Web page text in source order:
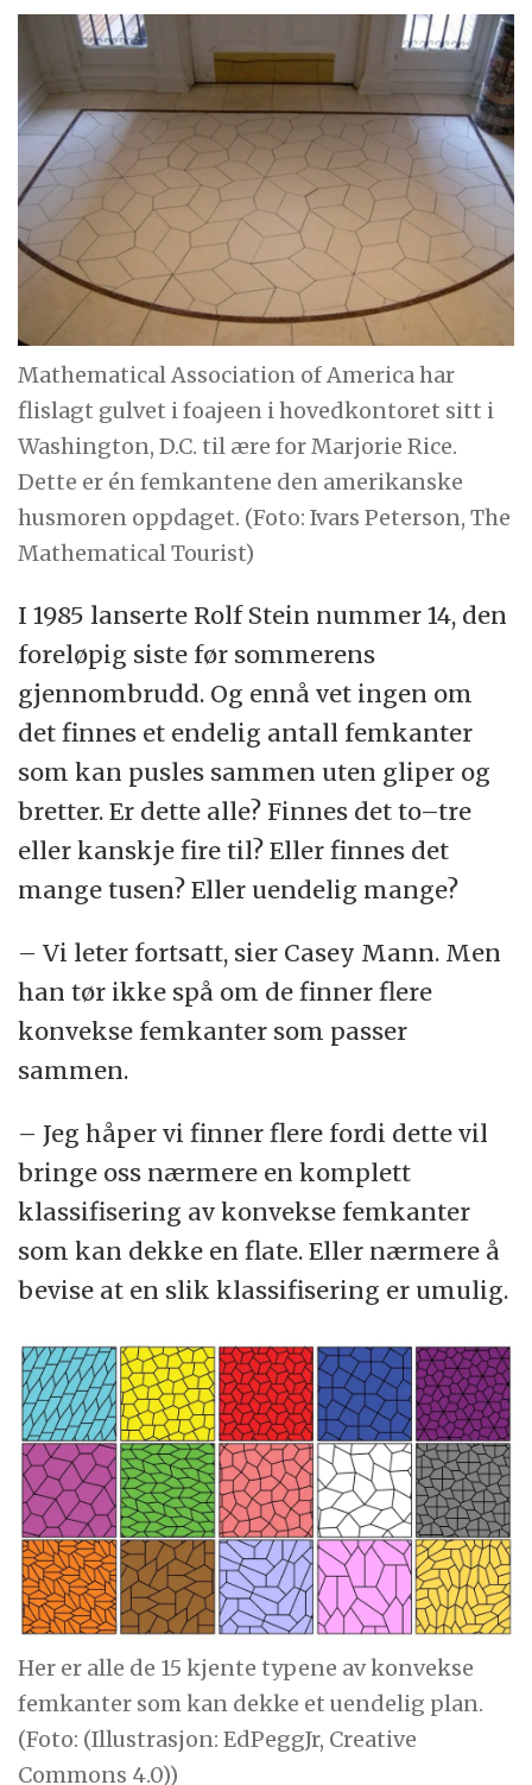
Mathematical Association of America har
flislagt gulvet i foajeen i hovedkontoret sitt i
Washington, D.C. til ære for Marjorie Rice.
Dette er én femkantene den amerikanske
husmoren oppdaget. (Foto: Ivars Peterson, The
Mathematical Tourist)
I 1985 lanserte Rolf Stein nummer 14, den
foreløpig siste før sommerens
gjennombrudd. Og ennå vet ingen om
det finnes et endelig antall femkanter
som kan pusles sammen uten gliper og
bretter. Er dette alle? Finnes det to–tre
eller kanskje fire til? Eller finnes det
mange tusen? Eller uendelig mange?
– Vi leter fortsatt, sier Casey Mann. Men
han tør ikke spå om de finner flere
konvekse femkanter som passer
sammen.
– Jeg håper vi finner flere fordi dette vil
bringe oss nærmere en komplett
klassifisering av konvekse femkanter
som kan dekke en flate. Eller nærmere å
bevise at en slik klassifisering er umulig.
Her er alle de 15 kjente typene av konvekse
femkanter som kan dekke et uendelig plan.
(Foto: (Illustrasjon: EdPeggJr, Creative
Commons 4.0))